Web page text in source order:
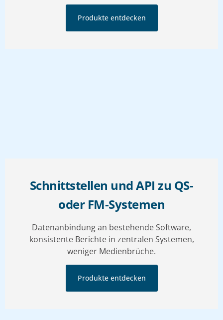
Produkte entdecken
Schnittstellen und API zu QS-
oder FM-Systemen
Datenanbindung an bestehende Software,
konsistente Berichte in zentralen Systemen,
weniger Medienbrüche.
Produkte entdecken